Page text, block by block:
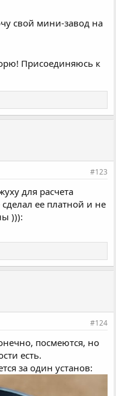
свой мини-завод на
Присоединяюсь к
#123
для расчета
ее платной и не
))):
#124
посмеются, но
есть.
за один установ: